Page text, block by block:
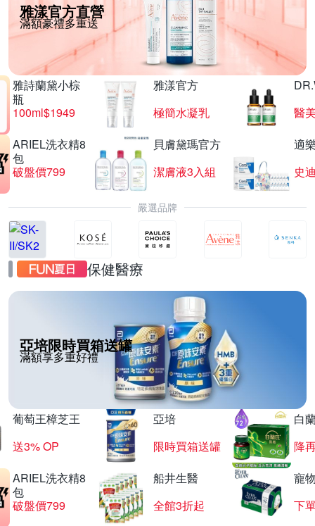
雅漾官方直營
滿額豪禮多重送
雅詩蘭黛小棕
瓶
100ml$1949
雅漾官方
極簡水凝乳
醫
ARIEL洗衣精8
包
破盤價799
貝膚黛瑪官方
潔膚液3入組
適
史
嚴選品牌
保健醫療
亞培限時買箱送罐
滿額享多重好禮
葡萄王樟芝王
送3% OP
亞培
限時買箱送罐
白
降
ARIEL洗衣精8
包
破盤價799
船井生醫
全館3折起
寵
下